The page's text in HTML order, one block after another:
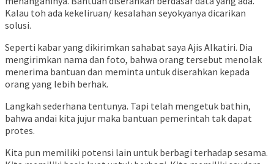
Kalau toh ada kekeliruan/ kesalahan seyokyanya dicarikan
solusi.
Seperti kabar yang dikirimkan sahabat saya Ajis Alkatiri. Dia
mengirimkan nama dan foto, bahwa orang tersebut menolak
menerima bantuan dan meminta untuk diserahkan kepada
orang yang lebih berhak.
Langkah sederhana tentunya. Tapi telah mengetuk bathin,
bahwa andai kita jujur maka bantuan pemerintah tak dapat
protes.
Kita pun memiliki potensi lain untuk berbagi terhadap sesama.